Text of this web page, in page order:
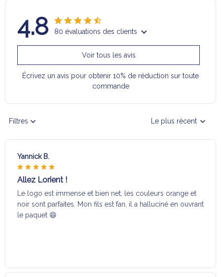
4.8 80 évaluations des clients
Voir tous les avis
Écrivez un avis pour obtenir 10% de réduction sur toute
commande
Filtres Le plus récent
Yannick B.
Allez Lorient !
Le logo est immense et bien net, les couleurs orange et
noir sont parfaites. Mon fils est fan, il a halluciné en ouvrant
le paquet 😄